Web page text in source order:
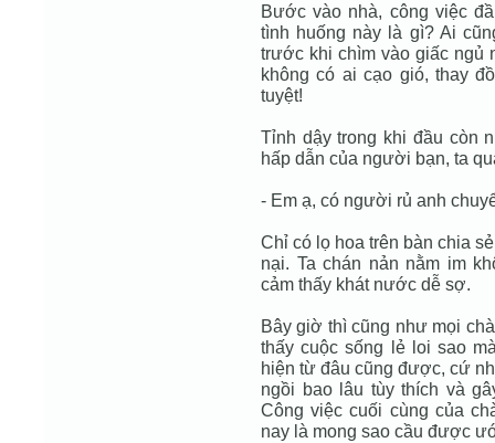
Bước vào nhà, công việc
tình huống này là gì? Ai
trước khi chìm vào giấc ngủ
không có ai cạo gió, thay
tuyệt!
Tỉnh dậy trong khi đầu còn
hấp dẫn của người bạn, ta
- Em ạ, có người rủ anh
Chỉ có lọ hoa trên bàn chia
nại. Ta chán nản nằm im
cảm thấy khát nước dễ sợ.
Bây giờ thì cũng như mọi
thấy cuộc sống lẻ loi sao
hiện từ đâu cũng được, cứ
ngồi bao lâu tùy thích và
Công việc cuối cùng của
nay là mong sao cầu được